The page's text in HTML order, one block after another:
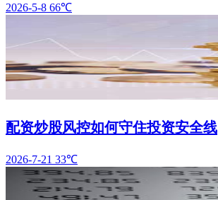
2026-5-8 66℃
配资炒股风控如何守住投资安全线
2026-7-21 33℃